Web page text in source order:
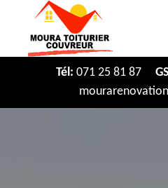
Tél: 071 25 81 87